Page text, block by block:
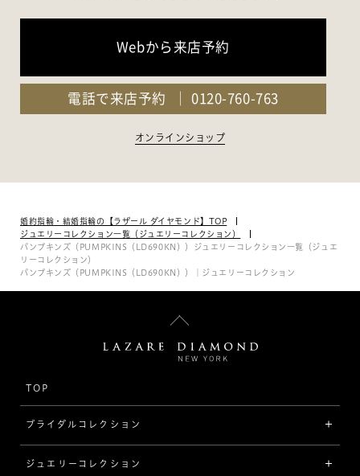
Webから来店予約
電話で来店予約 0120-760-763
オンラインショップ
婚約指輪・結婚指輪の【ラザール ダイヤモンド】TOP
ジュエリーコレクション一覧（ジュエリーコレクション）
パンプキンズ（PUMPKINS（LD690KN））ジュエリーコレクション一覧（ジュエ
リーコレクション）
パンプキンズ（PUMPKINS（LD690KN））｜ジュエリーコレクション
TOP
ブライダルコレクション
婚約指輪（エンゲージリング）
ジュエリーコレクション